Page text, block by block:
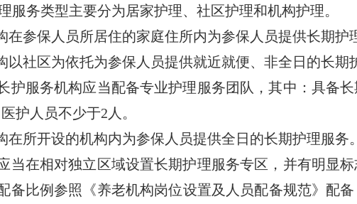
务类型主要分为居家护理、社区护理和机构护理。
保人员所居住的家庭住所内为参保人员提供长期护
区为依托为参保人员提供就近就便、非全日的长期
服务机构应当配备专业护理服务团队，其中：具备长
护人员不少于2人。
开设的机构内为参保人员提供全日的长期护理服务。
在相对独立区域设置长期护理服务专区，并有明显标
备比例参照《养老机构岗位设置及人员配备规范》配